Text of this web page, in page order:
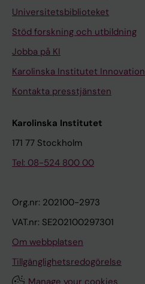
Universitetsbiblioteket
Stöd forskning och utbildning
Jobba på KI
Karolinska Institutet Innovation
Kontakta presstjänsten
Karolinska Institutet
171 77 Stockholm
Tel: 08-524 800 00
Org.nr: 202100-2973
VAT.nr: SE202100297301
Om webbplatsen
Tillgänglighetsredogörelse
Manage your cookies